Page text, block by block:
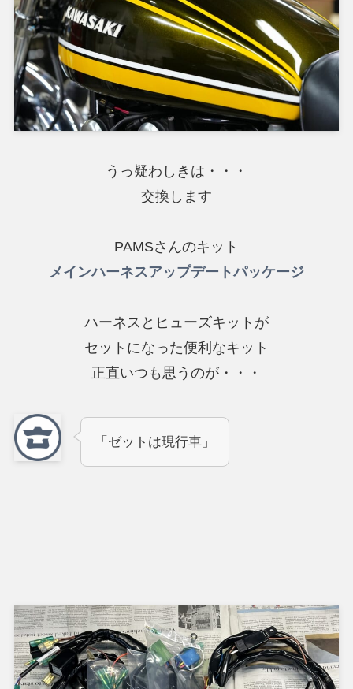
うっ疑わしきは・・・
交換します
PAMSさんのキット
メインハーネスアップデートパッケージ
ハーネスとヒューズキットが
セットになった便利なキット
正直いつも思うのが・・・
「ゼットは現行車」